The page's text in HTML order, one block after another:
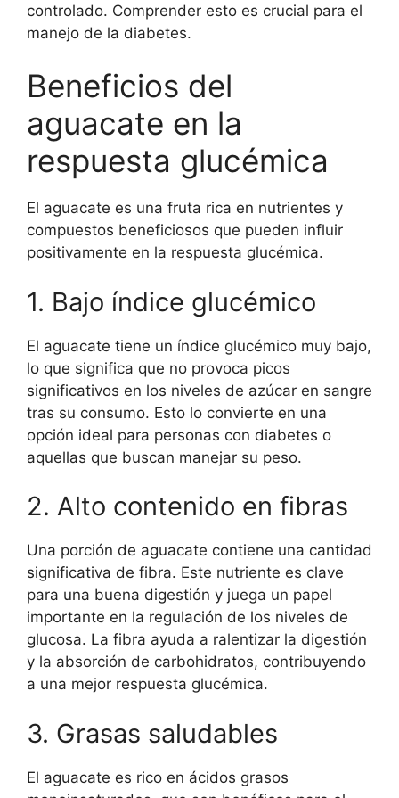
controlado. Comprender esto es crucial para el
manejo de la diabetes.
Beneficios del
aguacate en la
respuesta glucémica
El aguacate es una fruta rica en nutrientes y
compuestos beneficiosos que pueden influir
positivamente en la respuesta glucémica.
1. Bajo índice glucémico
El aguacate tiene un índice glucémico muy bajo,
lo que significa que no provoca picos
significativos en los niveles de azúcar en sangre
tras su consumo. Esto lo convierte en una
opción ideal para personas con diabetes o
aquellas que buscan manejar su peso.
2. Alto contenido en fibras
Una porción de aguacate contiene una cantidad
significativa de fibra. Este nutriente es clave
para una buena digestión y juega un papel
importante en la regulación de los niveles de
glucosa. La fibra ayuda a ralentizar la digestión
y la absorción de carbohidratos, contribuyendo
a una mejor respuesta glucémica.
3. Grasas saludables
El aguacate es rico en ácidos grasos